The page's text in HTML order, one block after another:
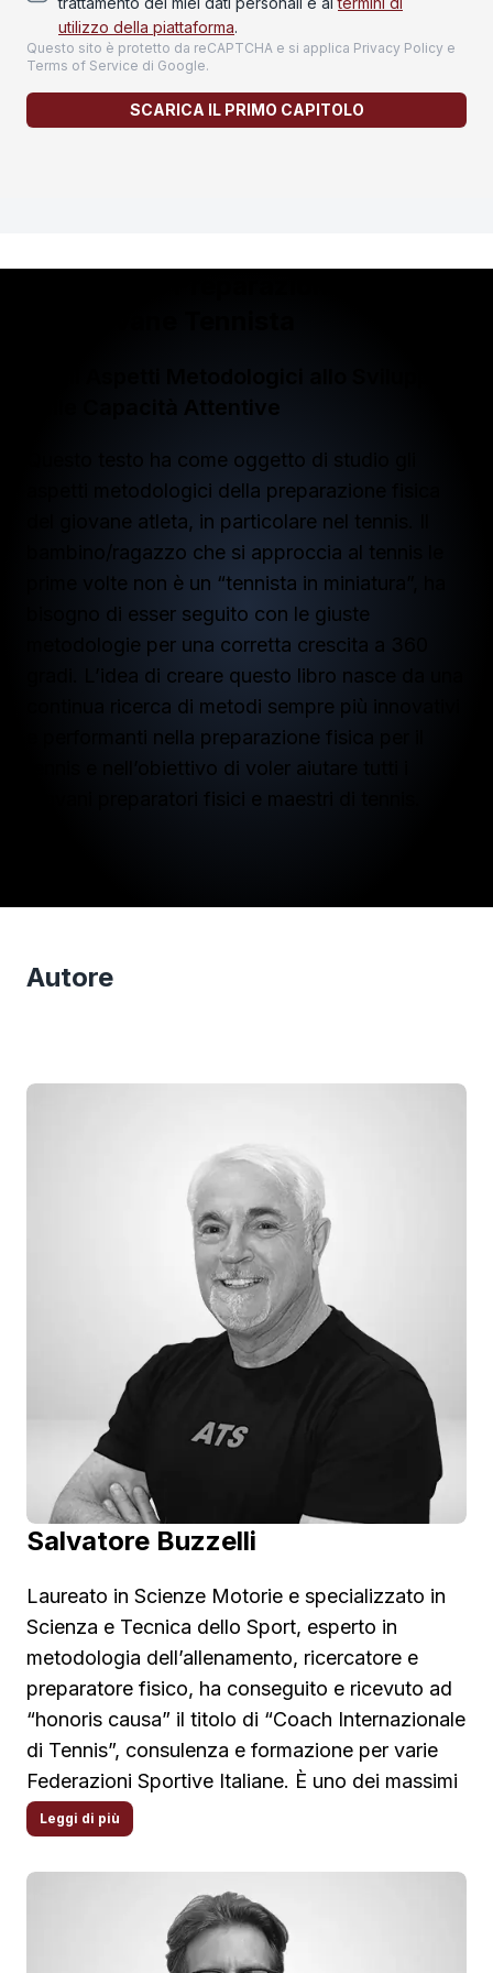
utilizzo della piattaforma.
Questo sito è protetto da reCAPTCHA e si applica Privacy Policy e
Terms of Service di Google.
SCARICA IL PRIMO CAPITOLO
delle Capacità Attentive
Questo testo ha come oggetto di studio gli
aspetti metodologici della preparazione fisica
del giovane atleta, in particolare nel tennis. Il
bambino/ragazzo che si approccia al tennis le
prime volte non è un “tennista in miniatura”, ha
bisogno di esser seguito con le giuste
metodologie per una corretta crescita a 360
gradi. L’idea di creare questo libro nasce da una
continua ricerca di metodi sempre più innovativi
e performanti nella preparazione fisica per il
tennis e nell’obiettivo di voler aiutare tutti i
giovani preparatori fisici e maestri di tennis.
Autore
Salvatore Buzzelli
Laureato in Scienze Motorie e specializzato in
Scienza e Tecnica dello Sport, esperto in
metodologia dell’allenamento, ricercatore e
preparatore fisico, ha conseguito e ricevuto ad
“honoris causa” il titolo di “Coach Internazionale
di Tennis”, consulenza e formazione per varie
Federazioni Sportive Italiane. È uno dei massimi
esperti nella metodologia dell’allenamento,
ricercatore e preparatore fisico, ha inoltre
inventato, elaborato e costruito gli strumenti che
hanno cambiato il modo di lavorare dei
professionisti dello sport. La carriera di
Salvatore è caratterizzata da una innata e
Leggi di più